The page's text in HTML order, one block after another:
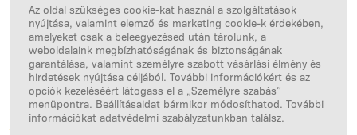
Instagram
Copyright © 2026SFD S. A.
A FIZETÉSEKET FELDOLGOZZA
Az oldal szükséges cookie-kat használ a szolgáltatások
nyújtása, valamint elemző és marketing cookie-k érdekében,
amelyeket csak a beleegyezésed után tárolunk, a
weboldalaink megbízhatóságának és biztonságának
garantálása, valamint személyre szabott vásárlási élmény és
hirdetések nyújtása céljából. További információkért és az
opciók kezeléséért látogass el a „Személyre szabás”
menüpontra. Beállításaidat bármikor módosíthatod. További
információkat adatvédelmi szabályzatunkban találsz.